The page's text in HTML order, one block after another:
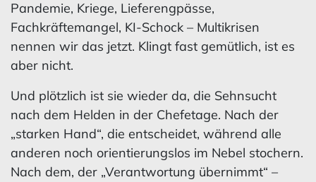
Pandemie, Kriege, Lieferengpässe,
Fachkräftemangel, KI-Schock – Multikrisen
nennen wir das jetzt. Klingt fast gemütlich, ist es
aber nicht.
Und plötzlich ist sie wieder da, die Sehnsucht
nach dem Helden in der Chefetage. Nach der
„starken Hand“, die entscheidet, während alle
anderen noch orientierungslos im Nebel stochern.
Nach dem, der „Verantwortung übernimmt“ –